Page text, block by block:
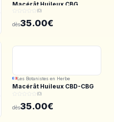
Macérât Huileux CBG
"L'Energisante" - Full
Spectrum
(0)
dès35.00€
Les Botanistes en Herbe
Macérât Huileux CBD-CBG
"L'Harmonieuse" - Full
(0)
dès35.00€